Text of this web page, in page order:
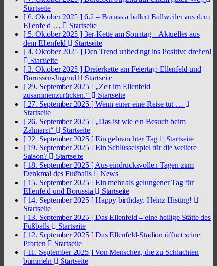
Startseite
[ 6. Oktober 2025 ] 6:2 – Borussia ballert Ballweiler aus dem
Ellenfeld …
Startseite
[ 5. Oktober 2025 ] 3er-Kette am Sonntag – Aktuelles aus
dem Ellenfeld
Startseite
[ 4. Oktober 2025 ] Den Trend unbedingt ins Positive drehen!
Startseite
[ 3. Oktober 2025 ] Dreierkette am Feiertag: Ellenfeld und
Borussen-Jugend
Startseite
[ 29. September 2025 ] „Zeit im Ellenfeld
zusammenzurücken.“
Startseite
[ 27. September 2025 ] Wenn einer eine Reise tut …
Startseite
[ 26. September 2025 ] „Das ist wie ein Besuch beim
Zahnarzt“
Startseite
[ 22. September 2025 ] Ein gebrauchter Tag
Startseite
[ 19. September 2025 ] Ein Schlüsselspiel für die weitere
Saison?
Startseite
[ 18. September 2025 ] Aus eindrucksvollen Tagen zum
Denkmal des Fußballs
News
[ 15. September 2025 ] Ein mehr als gelungener Tag für
Ellenfeld und Borussia
Startseite
[ 14. September 2025 ] Happy birthday, Heinz Histing!
Startseite
[ 13. September 2025 ] Das Ellenfeld – eine heilige Stätte des
Fußballs
Startseite
[ 12. September 2025 ] Das Ellenfeld-Stadion öffnet seine
Pforten
Startseite
[ 11. September 2025 ] Von Menschen, die zu Schlachten
bummeln
Startseite